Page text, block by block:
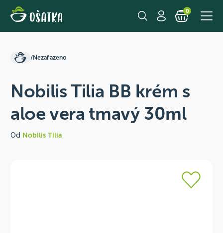
0
/Nezařazeno
Nobilis Tilia BB krém s
aloe vera tmavý 30ml
Od Nobilis Tilia